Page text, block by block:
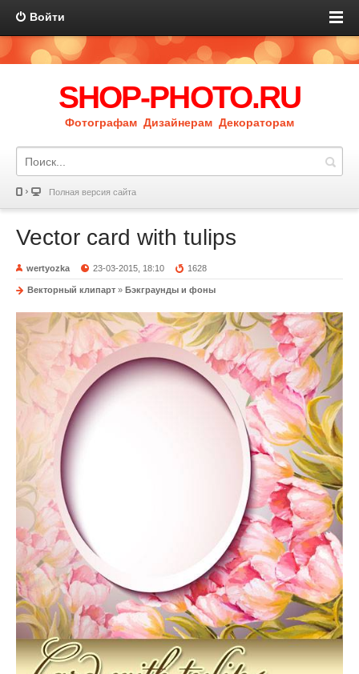
Войти
SHOP-PHOTO.RU
Фотографам Дизайнерам Декораторам
Полная версия сайта
Vector card with tulips
wertyozka 23-03-2015, 18:10 1628
Векторный клипарт » Бэкграунды и фоны